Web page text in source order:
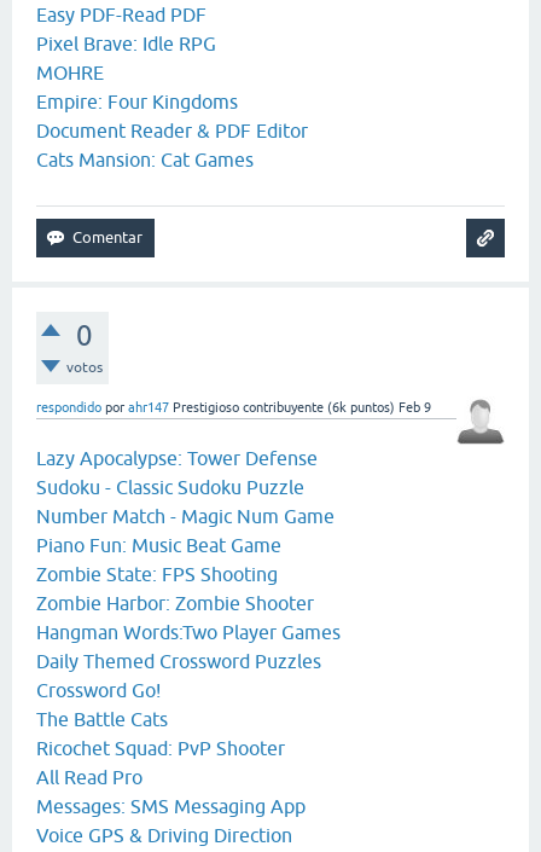
Easy PDF-Read PDF
Pixel Brave: Idle RPG
MOHRE
Empire: Four Kingdoms
Document Reader & PDF Editor
Cats Mansion: Cat Games
0
votos
respondido por ahr147 Prestigioso contribuyente (6k puntos) Feb 9
Lazy Apocalypse: Tower Defense
Sudoku - Classic Sudoku Puzzle
Number Match - Magic Num Game
Piano Fun: Music Beat Game
Zombie State: FPS Shooting
Zombie Harbor: Zombie Shooter
Hangman Words:Two Player Games
Daily Themed Crossword Puzzles
Crossword Go!
The Battle Cats
Ricochet Squad: PvP Shooter
All Read Pro
Messages: SMS Messaging App
Voice GPS & Driving Direction